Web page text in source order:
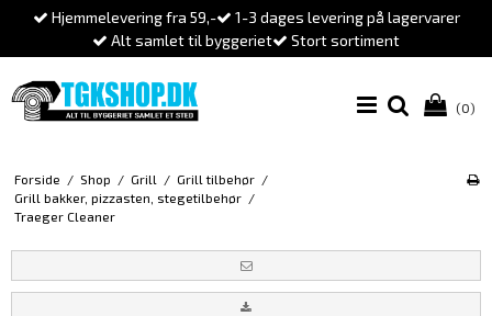
Hjemmelevering fra 59,-
1-3 dages levering på lagervarer
Alt samlet til byggeriet
Stort sortiment
(0)
Forside / Shop / Grill / Grill tilbehør /
Grill bakker, pizzasten, stegetilbehør /
Traeger Cleaner